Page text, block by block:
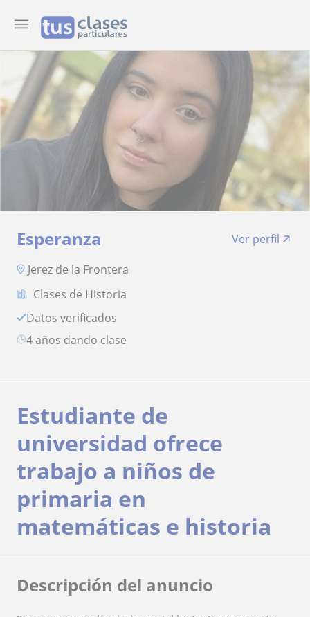
Esperanza
Ver perfil
Jerez de la Frontera
Clases de Historia
Datos verificados
4 años dando clase
Estudiante de
universidad ofrece
trabajo a niños de
primaria en
matemáticas e historia
Descripción del anuncio